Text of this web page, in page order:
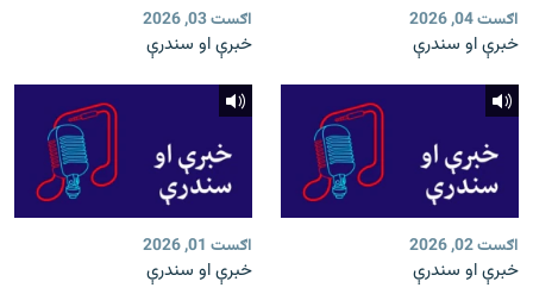
اګست 04, 2026
خبرې او سندرې
اګست 03, 2026
خبرې او سندرې
اګست 02, 2026
خبرې او سندرې
اګست 01, 2026
خبرې او سندرې